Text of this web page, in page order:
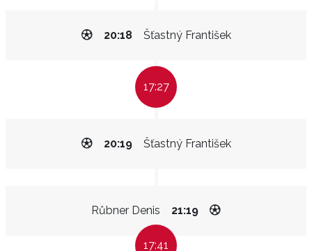
Šťastný František
20:18
17:27
Šťastný František
20:19
Růbner Denis 21:19
17:41